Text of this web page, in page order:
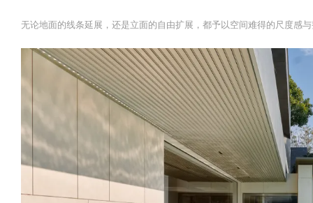
无论地面的线条延展，还是立面的自由扩展，都予以空间难得的尺度感